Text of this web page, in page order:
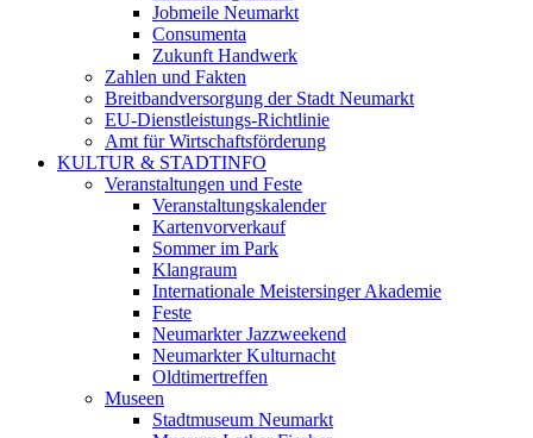
Jobmeile Neumarkt
Consumenta
Zukunft Handwerk
Zahlen und Fakten
Breitbandversorgung der Stadt Neumarkt
EU-Dienstleistungs-Richtlinie
Amt für Wirtschaftsförderung
KULTUR & STADTINFO
Veranstaltungen und Feste
Veranstaltungskalender
Kartenvorverkauf
Sommer im Park
Klangraum
Internationale Meistersinger Akademie
Feste
Neumarkter Jazzweekend
Neumarkter Kulturnacht
Oldtimertreffen
Museen
Stadtmuseum Neumarkt